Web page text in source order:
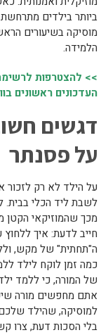
ביותר בילדים
מוסיקה בשיעורים
הלמידה.
>> להצטרפות
העדכונים ראשונים
דגשים
על פסנתר
על הילד לא רק לזכור
לשבת ליד הכלי בבית.
מכך שהמוזיקאי הקטן
חייב לדעת: איך
ה"תחתית" של מקש,
כמה זמן לוקח לילד
של המורה, כי ללמד
אתם מחפשים מורה
למוסיקה, שהילד שלכם
בלי הסכות דעת, צרו